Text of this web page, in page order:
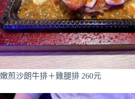
嫩煎沙朗牛排＋雞腿排 260元